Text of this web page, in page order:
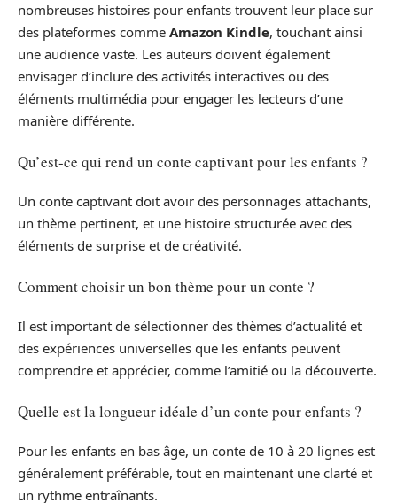
nombreuses histoires pour enfants trouvent leur place sur
des plateformes comme Amazon Kindle, touchant ainsi
une audience vaste. Les auteurs doivent également
envisager d’inclure des activités interactives ou des
éléments multimédia pour engager les lecteurs d’une
manière différente.
Qu’est-ce qui rend un conte captivant pour les enfants ?
Un conte captivant doit avoir des personnages attachants,
un thème pertinent, et une histoire structurée avec des
éléments de surprise et de créativité.
Comment choisir un bon thème pour un conte ?
Il est important de sélectionner des thèmes d’actualité et
des expériences universelles que les enfants peuvent
comprendre et apprécier, comme l’amitié ou la découverte.
Quelle est la longueur idéale d’un conte pour enfants ?
Pour les enfants en bas âge, un conte de 10 à 20 lignes est
généralement préférable, tout en maintenant une clarté et
un rythme entraînants.